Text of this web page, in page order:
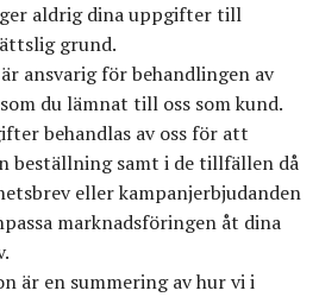
aldrig dina uppgifter till
grund.
ansvarig för behandlingen av
du lämnat till oss som kund.
behandlas av oss för att
beställning samt i de tillfällen då
eller kampanjerbjudanden
marknadsföringen åt dina
är en summering av hur vi i